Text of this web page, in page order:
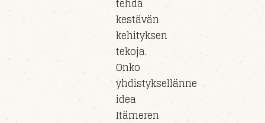
tehdä
kestävän
kehityksen
tekoja.
Onko
yhdistyksellänne
idea
Itämeren